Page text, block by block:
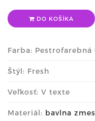
DO KOŠÍKA
Farba: Pestrofarebná
Štýl: Fresh
Veľkosť: V texte
Materiál: bavlna zmes